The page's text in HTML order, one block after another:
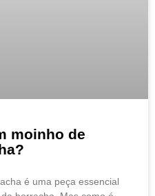
moinho de
é uma peça essencial